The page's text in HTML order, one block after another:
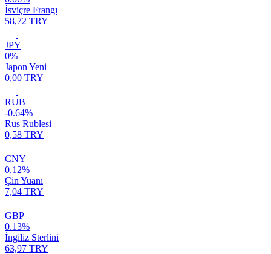
İsviçre Frangı
58,72 TRY
JPY
0%
Japon Yeni
0,00 TRY
RUB
-0.64%
Rus Rublesi
0,58 TRY
CNY
0.12%
Çin Yuanı
7,04 TRY
GBP
0.13%
İngiliz Sterlini
63,97 TRY